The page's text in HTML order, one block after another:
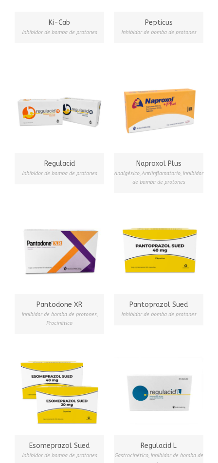
Ki-Cab
Inhibidor de bomba de protones
Pepticus
Inhibidor de bomba de protones
Regulacid
Inhibidor de bomba de protones
Naproxol Plus
Analgésico Antiinflamatorio Inhibidor
de bomba de protones
Pantodone XR
Inhibidor de bomba de protones,
Procinético
Pantoprazol Sued
Inhibidor de bomba de protones
Esomeprazol Sued
Inhibidor de bomba de protones
Regulacid L
Gastrocinético, Inhibidor de bomba de